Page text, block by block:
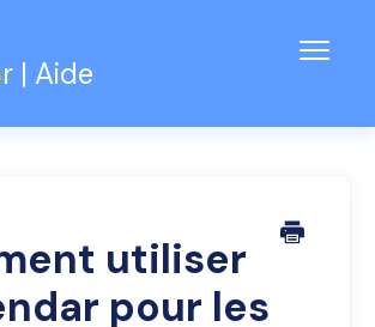
| Aide
Contactutiliser
pour les